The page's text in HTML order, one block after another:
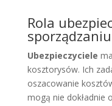
Rola
Ubezpieczyciele
kosztorysów. Ich
oszacowanie
mogą nie dokładnie